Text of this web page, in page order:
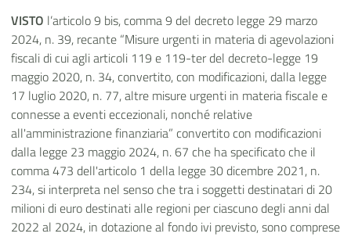
VISTO l’articolo 9 bis, comma 9 del decreto legge 29 marzo
2024, n. 39, recante “Misure urgenti in materia di agevolazioni
fiscali di cui agli articoli 119 e 119-ter del decreto-legge 19
maggio 2020, n. 34, convertito, con modificazioni, dalla legge
17 luglio 2020, n. 77, altre misure urgenti in materia fiscale e
connesse a eventi eccezionali, nonché relative
all'amministrazione finanziaria” convertito con modificazioni
dalla legge 23 maggio 2024, n. 67 che ha specificato che il
comma 473 dell'articolo 1 della legge 30 dicembre 2021, n.
234, si interpreta nel senso che tra i soggetti destinatari di 20
milioni di euro destinati alle regioni per ciascuno degli anni dal
2022 al 2024, in dotazione al fondo ivi previsto, sono comprese